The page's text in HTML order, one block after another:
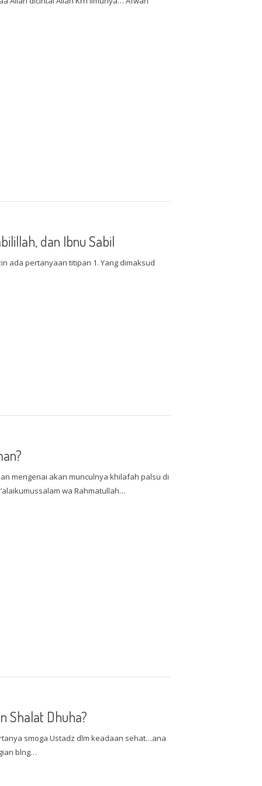
dan Ibnu Sabil
ada pertanyaan titipan 1. Yang dimaksud
mengenai akan munculnya khilafah palsu di
wa Rahmatullah…
Shalat Dhuha?
smoga Ustadz dlm keadaan sehat…ana
blng…